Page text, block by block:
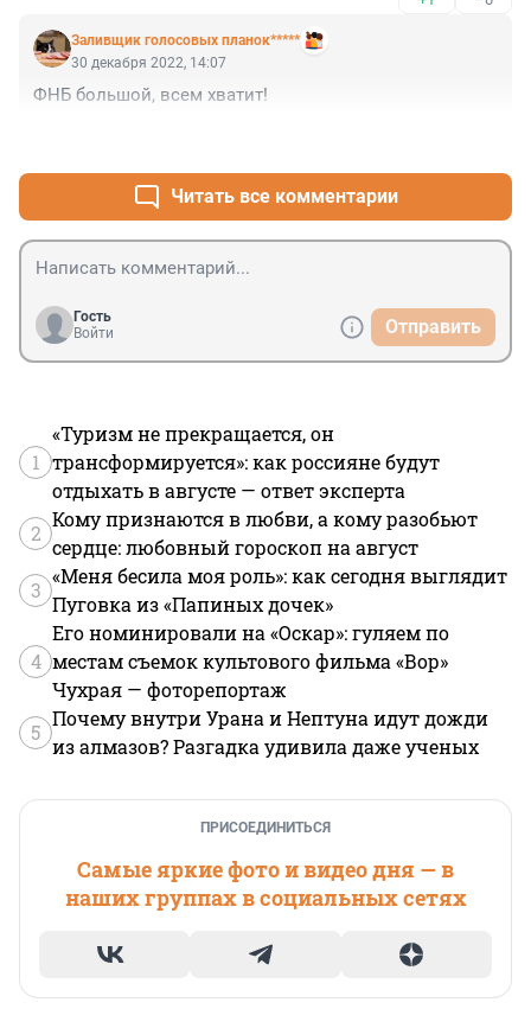
Заливщик голосовых планок*****
30 декабря 2022, 14:07
ФНБ большой, всем хватит!
Читать все комментарии
Гость
Войти
Отправить
1
«Туризм не прекращается, он
трансформируется»: как россияне будут
отдыхать в августе — ответ эксперта
2
Кому признаются в любви, а кому разобьют
сердце: любовный гороскоп на август
3
«Меня бесила моя роль»: как сегодня выглядит
Пуговка из «Папиных дочек»
4
Его номинировали на «Оскар»: гуляем по
местам съемок культового фильма «Вор»
Чухрая — фоторепортаж
5
Почему внутри Урана и Нептуна идут дожди
из алмазов? Разгадка удивила даже ученых
ПРИСОЕДИНИТЬСЯ
Самые яркие фото и видео дня — в
наших группах в социальных сетях